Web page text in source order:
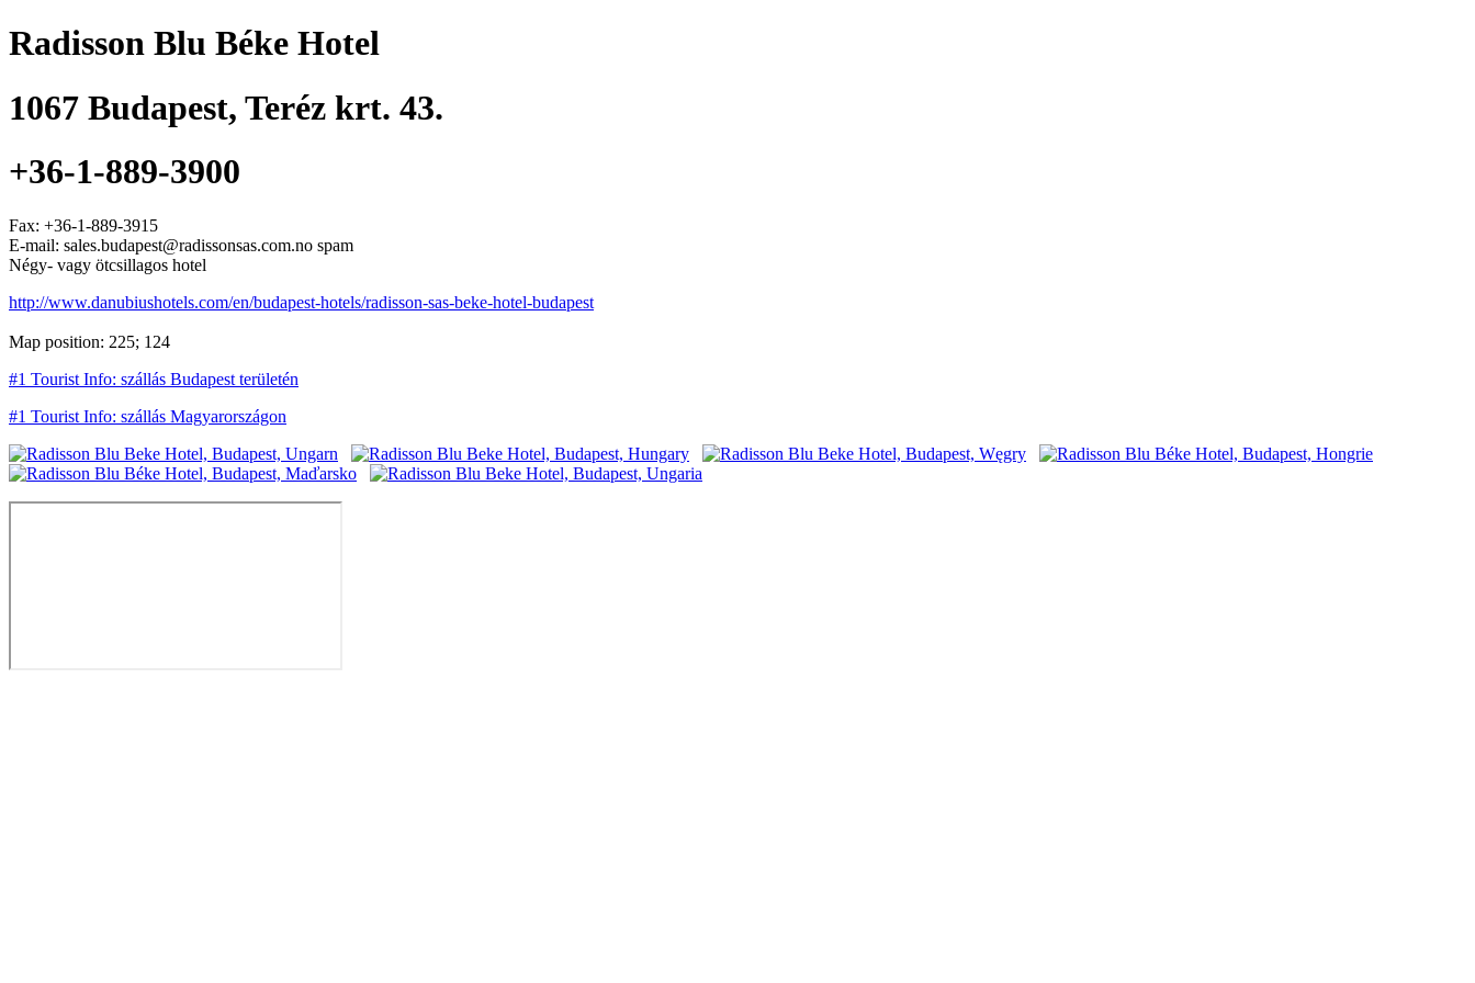
Radisson Blu Béke Hotel
1067 Budapest, Teréz krt. 43.
+36-1-889-3900
Fax: +36-1-889-3915
E-mail: sales.budapest@radissonsas.com.no spam
Négy- vagy ötcsillagos hotel
http://www.danubiushotels.com/en/budapest-hotels/radisson-sas-beke-hotel-budapest
Map position: 225; 124
#1 Tourist Info: szállás Budapest területén
#1 Tourist Info: szállás Magyarországon